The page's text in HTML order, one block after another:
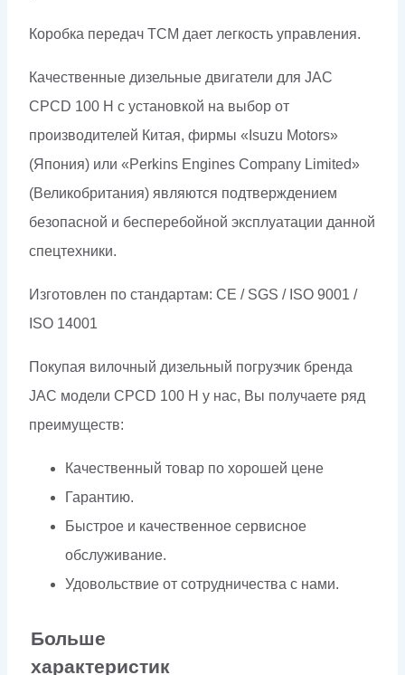
Коробка передач TCM дает легкость управления.
Качественные дизельные двигатели для JAC
CPCD 100 H с установкой на выбор от
производителей Китая, фирмы «Isuzu Motors»
(Япония) или «Perkins Engines Company Limited»
(Великобритания) являются подтверждением
безопасной и бесперебойной эксплуатации данной
спецтехники.
Изготовлен по стандартам: CE / SGS / ISO 9001 /
ISO 14001
Покупая вилочный дизельный погрузчик бренда
JAC модели CPCD 100 H у нас, Вы получаете ряд
преимуществ:
Качественный товар по хорошей цене
Гарантию.
Быстрое и качественное сервисное
обслуживание.
Удовольствие от сотрудничества с нами.
Больше
характеристик